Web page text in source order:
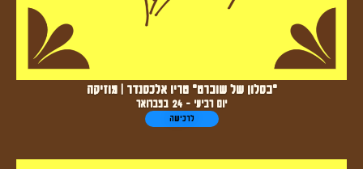
"בסלון של שוברט" טריו אלכסנדר | מוזיקה
יום רביעי - 24 בפברואר
לרכישה